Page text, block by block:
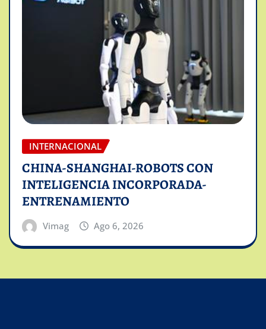
INTERNACIONAL
CHINA-SHANGHAI-ROBOTS CON
INTELIGENCIA INCORPORADA-
ENTRENAMIENTO
Vimag Ago 6, 2026